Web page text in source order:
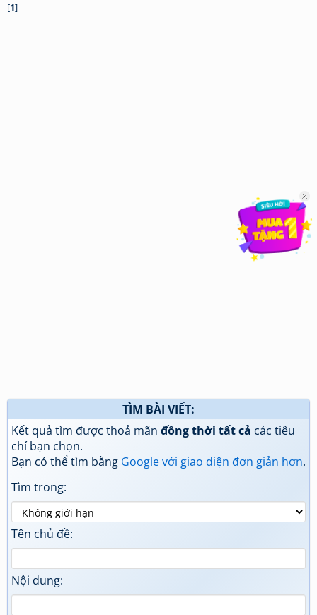
[1]
TÌM BÀI VIẾT:
Kết quả tìm được thoả mãn đồng thời tất cả các tiêu
chí bạn chọn.
Bạn có thể tìm bằng Google với giao diện đơn giản hơn.
Tìm trong:
Tên chủ đề:
Nội dung: